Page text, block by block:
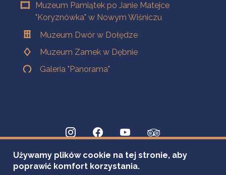
Muzeum Pamiątek po Janie Matejce
"Koryznówka" w Nowym Wiśniczu
Muzeum Dwór w Dołędze
Muzeum Zamek w Dębnie
Galeria "Panorama"
Używamy plików cookie na tej stronie, aby
poprawić komfort korzystania.